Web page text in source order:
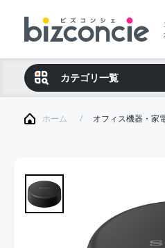
カテゴリ一覧
ホーム オフィス機器・家